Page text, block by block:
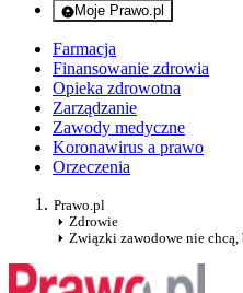
Moje Prawo.pl
- rejestracja i
Farmacja
Finansowanie zdrowia
Opieka zdrowotna
Zarządzanie
Zawody medyczne
Koronawirus a prawo
Orzeczenia
Prawo.pl
Zdrowie
Związki zawodowe nie